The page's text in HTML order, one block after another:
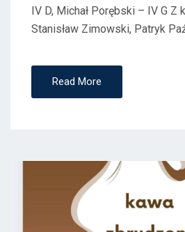
IV D, Michał Porębski – IV G Z
Stanisław Zimowski, Patryk
Read More